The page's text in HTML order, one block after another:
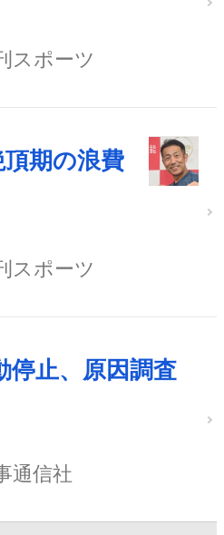
スポーツ
期の浪費
スポーツ
停止、原因調査
通信社